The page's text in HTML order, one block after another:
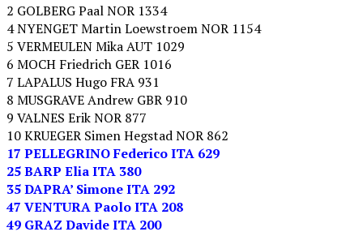
2 GOLBERG Paal NOR 1334
4 NYENGET Martin Loewstroem NOR 1154
5 VERMEULEN Mika AUT 1029
6 MOCH Friedrich GER 1016
7 LAPALUS Hugo FRA 931
8 MUSGRAVE Andrew GBR 910
9 VALNES Erik NOR 877
10 KRUEGER Simen Hegstad NOR 862
17 PELLEGRINO Federico ITA 629
25 BARP Elia ITA 380
35 DAPRA’ Simone ITA 292
47 VENTURA Paolo ITA 208
49 GRAZ Davide ITA 200